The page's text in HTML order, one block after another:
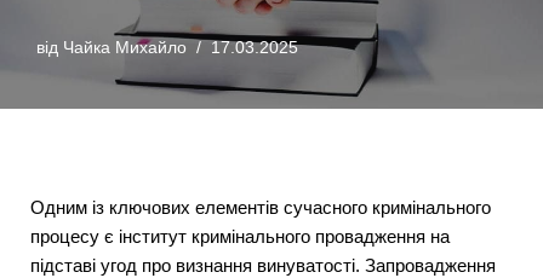
від Чайка Михайло 17.03.2025
Одним із ключових елементів сучасного кримінального
процесу є інститут кримінального провадження на
підставі угод про визнання винуватості. Запровадження